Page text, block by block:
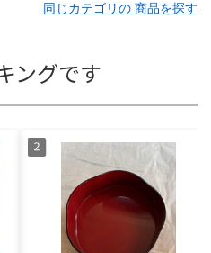
同じカテゴリの 商品を探す
ングです